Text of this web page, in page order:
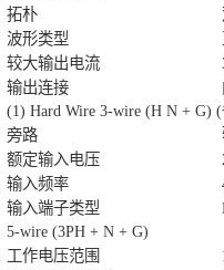
拓朴
波形类型
较大输出电流
输出连接
(1) Hard Wire 3-wire (H N + G)
旁路
额定输入电压
输入频率
输入端子类型
5-wire (3PH + N + G)
工作电压范围